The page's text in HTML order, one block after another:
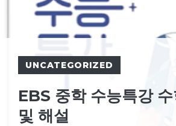
UNCATEGORIZED
EBS 중학 수능특강
및 해설